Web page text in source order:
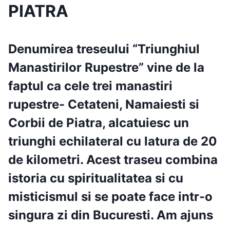
PIATRA
Denumirea treseului “Triunghiul
Manastirilor Rupestre” vine de la
faptul ca cele trei manastiri
rupestre- Cetateni, Namaiesti si
Corbii de Piatra, alcatuiesc un
triunghi echilateral cu latura de 20
de kilometri. Acest traseu combina
istoria cu spiritualitatea si cu
misticismul si se poate face intr-o
singura zi din Bucuresti. Am ajuns